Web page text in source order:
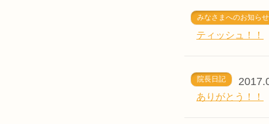
みなさまへのお知らせ
ティッシュ！！
院長日記
ありがとう！！